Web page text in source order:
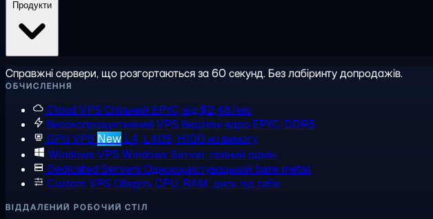
Справжні сервери, що розгортаються за 60 секунд. Без лабіринту допродажів.
ОБЧИСЛЕННЯ
Cloud VPS Спільний EPYC, від $2,48/міс
Високопродуктивний VPS Виділені ядра EPYC, DDR5
GPU VPS New L4, L40S, H100 на вимогу
Windows VPS Windows Server, повний адмін
Dedicated Servers Однокористувацький bare metal
Custom VPS Оберіть CPU, RAM, диск під себе
ВІДДАЛЕНИЙ РОБОЧИЙ СТІЛ